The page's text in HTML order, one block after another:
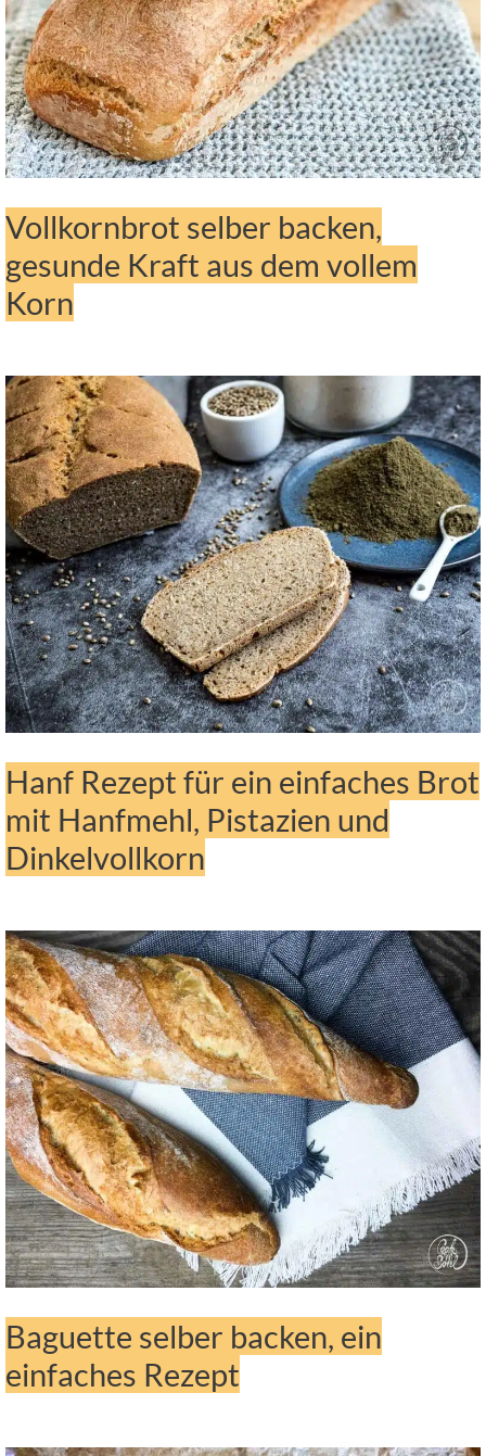
Vollkornbrot selber backen,
gesunde Kraft aus dem vollem
Korn
Hanf Rezept für ein einfaches Brot
mit Hanfmehl, Pistazien und
Dinkelvollkorn
Baguette selber backen, ein
einfaches Rezept